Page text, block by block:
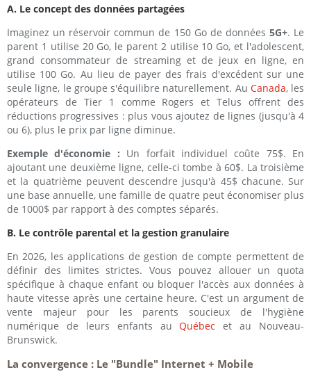
A. Le concept des données partagées
Imaginez un réservoir commun de 150 Go de données 5G+. Le
parent 1 utilise 20 Go, le parent 2 utilise 10 Go, et l'adolescent,
grand consommateur de streaming et de jeux en ligne, en
utilise 100 Go. Au lieu de payer des frais d'excédent sur une
seule ligne, le groupe s'équilibre naturellement. Au Canada, les
opérateurs de Tier 1 comme Rogers et Telus offrent des
réductions progressives : plus vous ajoutez de lignes (jusqu'à 4
ou 6), plus le prix par ligne diminue.
Exemple d'économie : Un forfait individuel coûte 75$. En
ajoutant une deuxième ligne, celle-ci tombe à 60$. La troisième
et la quatrième peuvent descendre jusqu'à 45$ chacune. Sur
une base annuelle, une famille de quatre peut économiser plus
de 1000$ par rapport à des comptes séparés.
B. Le contrôle parental et la gestion granulaire
En 2026, les applications de gestion de compte permettent de
définir des limites strictes. Vous pouvez allouer un quota
spécifique à chaque enfant ou bloquer l'accès aux données à
haute vitesse après une certaine heure. C'est un argument de
vente majeur pour les parents soucieux de l'hygiène
numérique de leurs enfants auQuébec et au Nouveau-
Brunswick.
La convergence : Le "Bundle" Internet + Mobile